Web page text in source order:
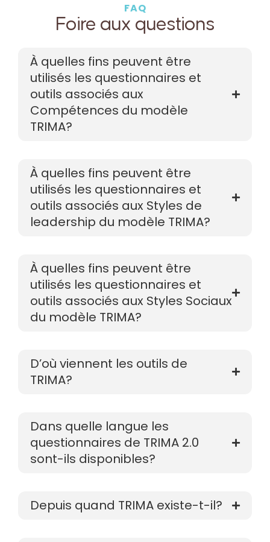
FAQ
Foire aux questions
À quelles fins peuvent être
utilisés les questionnaires et
outils associés aux
Compétences du modèle
TRIMA?
À quelles fins peuvent être
utilisés les questionnaires et
outils associés aux Styles de
leadership du modèle TRIMA?
À quelles fins peuvent être
utilisés les questionnaires et
outils associés aux Styles Sociaux
du modèle TRIMA?
D’où viennent les outils de
TRIMA?
Dans quelle langue les
questionnaires de TRIMA 2.0
sont-ils disponibles?
Depuis quand TRIMA existe-t-il?